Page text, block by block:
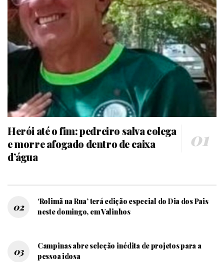
Herói até o fim: pedreiro salva colega
e morre afogado dentro de caixa
d’água
‘Rolimã na Rua’ terá edição especial do Dia dos Pais
neste domingo, em Valinhos
Campinas abre seleção inédita de projetos para a
pessoa idosa